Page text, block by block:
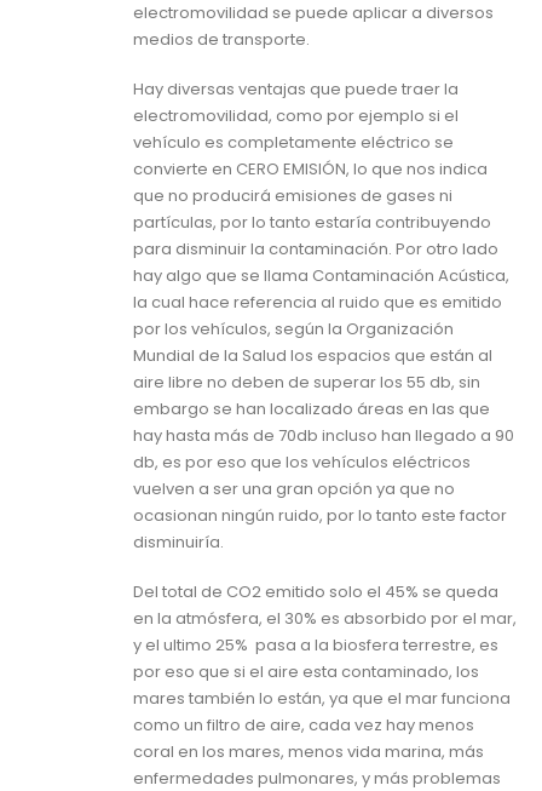
electromovilidad se puede aplicar a diversos
medios de transporte.
Hay diversas ventajas que puede traer la
electromovilidad, como por ejemplo si el
vehículo es completamente eléctrico se
convierte en CERO EMISIÓN, lo que nos indica
que no producirá emisiones de gases ni
partículas, por lo tanto estaría contribuyendo
para disminuir la contaminación. Por otro lado
hay algo que se llama Contaminación Acústica,
la cual hace referencia al ruido que es emitido
por los vehículos, según la Organización
Mundial de la Salud los espacios que están al
aire libre no deben de superar los 55 db, sin
embargo se han localizado áreas en las que
hay hasta más de 70db incluso han llegado a 90
db, es por eso que los vehículos eléctricos
vuelven a ser una gran opción ya que no
ocasionan ningún ruido, por lo tanto este factor
disminuiría.
Del total de CO2 emitido solo el 45% se queda
en la atmósfera, el 30% es absorbido por el mar,
y el ultimo 25% pasa a la biosfera terrestre, es
por eso que si el aire esta contaminado, los
mares también lo están, ya que el mar funciona
como un filtro de aire, cada vez hay menos
coral en los mares, menos vida marina, más
enfermedades pulmonares, y más problemas